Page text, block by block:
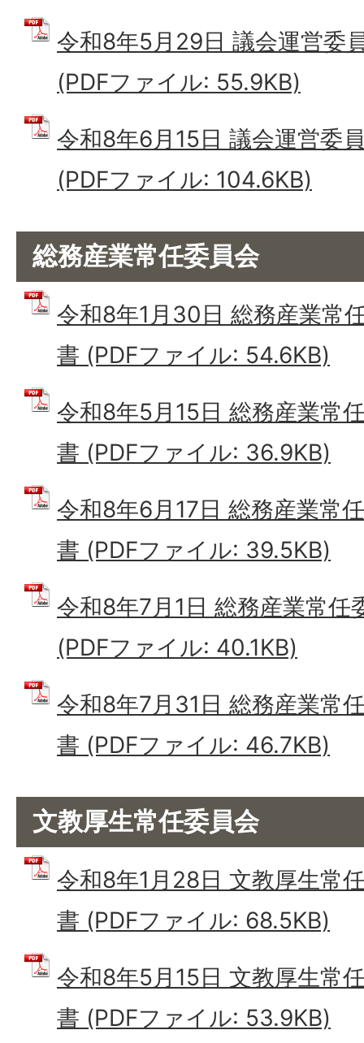
令和8年5月29日 議会運営委
(PDFファイル: 55.9KB)
令和8年6月15日 議会運営委
(PDFファイル: 104.6KB)
総務産業常任委員会
令和8年1月30日 総務産業常
書 (PDFファイル: 54.6KB)
令和8年5月15日 総務産業常
書 (PDFファイル: 36.9KB)
令和8年6月17日 総務産業常
書 (PDFファイル: 39.5KB)
令和8年7月1日 総務産業常任
(PDFファイル: 40.1KB)
令和8年7月31日 総務産業常
書 (PDFファイル: 46.7KB)
文教厚生常任委員会
令和8年1月28日 文教厚生常
書 (PDFファイル: 68.5KB)
令和8年5月15日 文教厚生常
書 (PDFファイル: 53.9KB)